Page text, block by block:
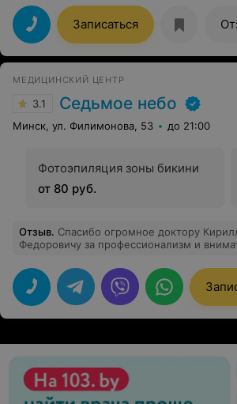
грамотного решения реабилитации и
инвалидности, вы настоящие грамотные
и просто понимающие и замечательные
Спасибо вам большое за помощь в
вопроса.
Записаться
МЕДИЦИНСКИЙ ЦЕНТР
3.1 Седьмое небо
Минск, ул. Филимонова, 53 до 21:00
Фотоэпиляция зоны бикини
от 80 руб.
Отзыв. Спасибо огромное доктору
Федоровичу за профессионализм и
очень доволен!